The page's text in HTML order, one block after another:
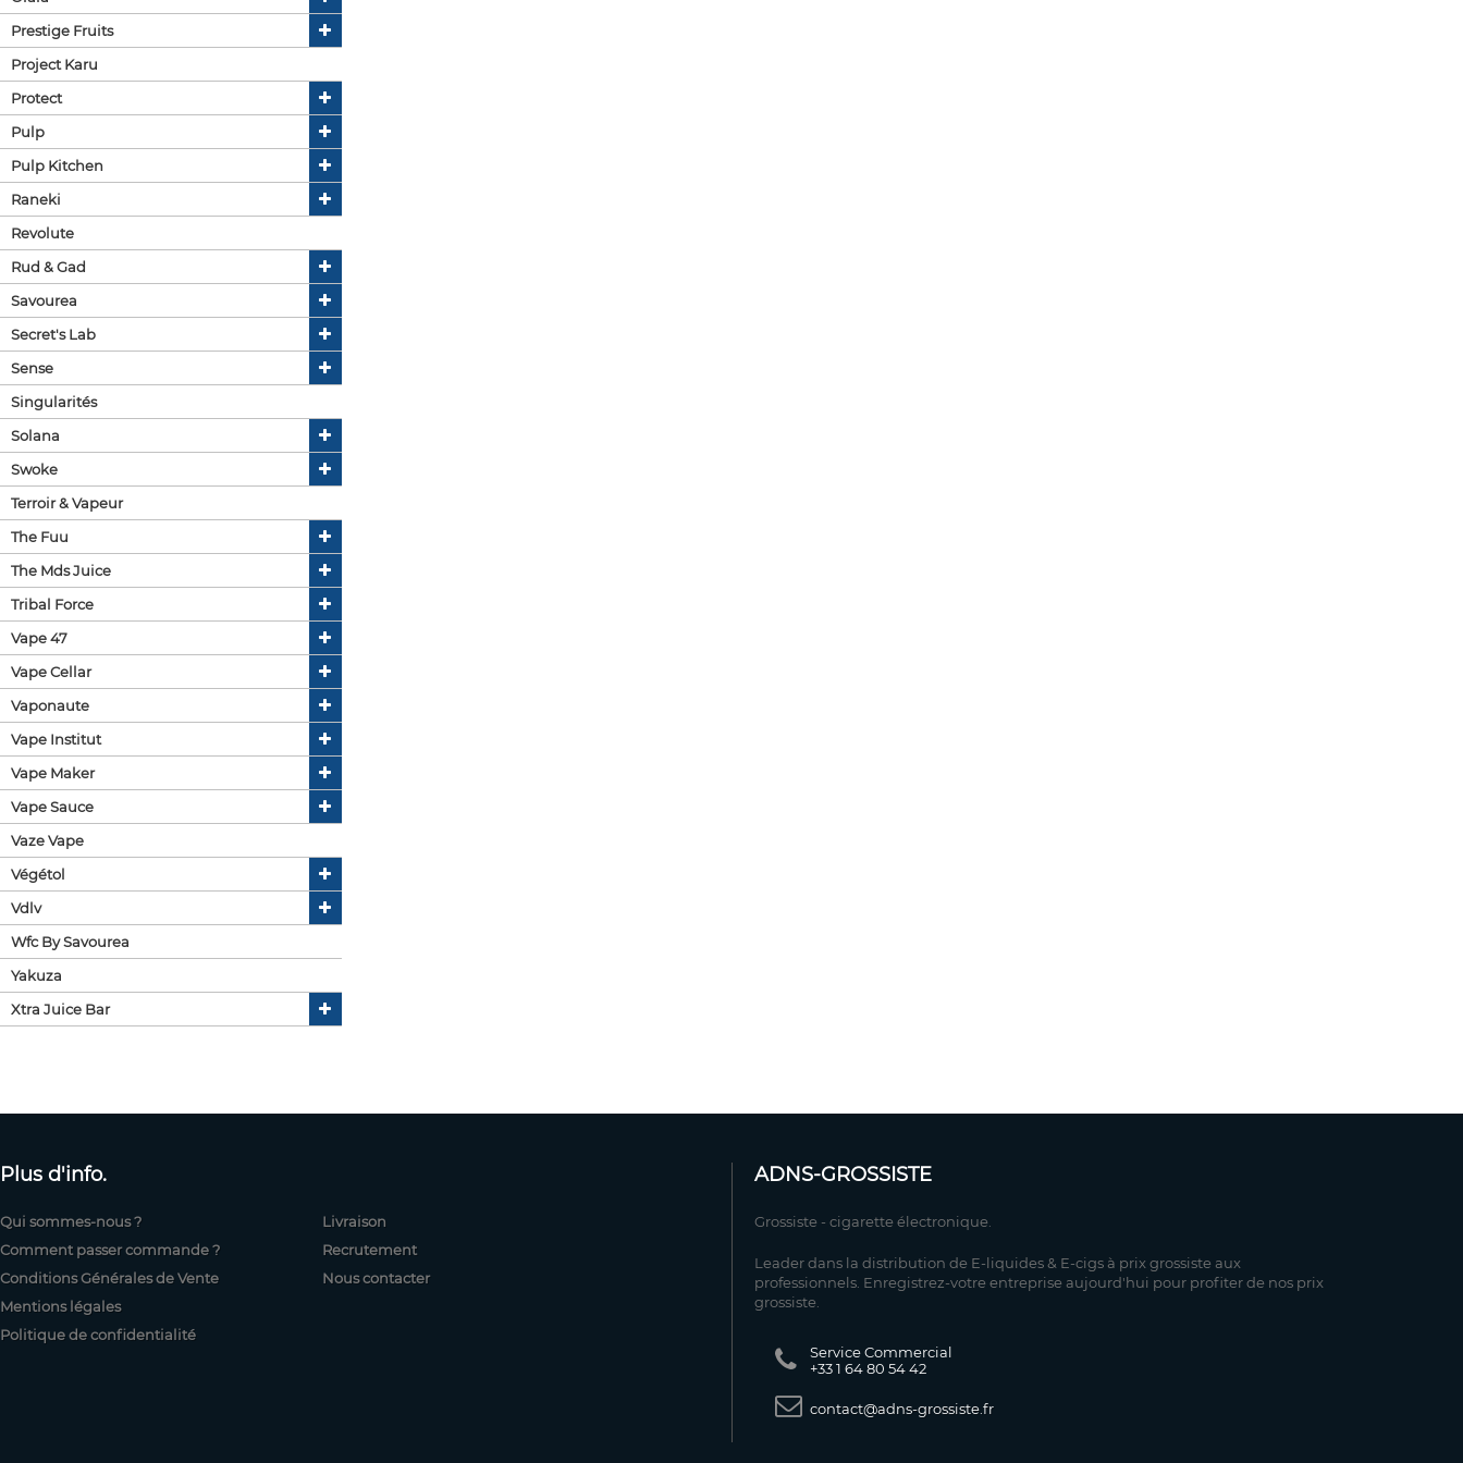
Prestige Fruits
Project Karu
Protect
Pulp
Pulp Kitchen
Raneki
Revolute
Rud & Gad
Savourea
Secret's Lab
Sense
Singularités
Solana
Swoke
Terroir & Vapeur
The Fuu
The Mds Juice
Tribal Force
Vape 47
Vape Cellar
Vaponaute
Vape Institut
Vape Maker
Vape Sauce
Vaze Vape
Végétol
Vdlv
Wfc By Savourea
Yakuza
Xtra Juice Bar
Plus d'info.
Qui sommes-nous ?
Comment passer commande ?
Conditions Générales de Vente
Mentions légales
Politique de confidentialité
Livraison
Recrutement
Nous contacter
ADNS-GROSSISTE
Grossiste - cigarette électronique.
Leader dans la distribution de E-liquides & E-cigs à prix grossiste aux
professionnels. Enregistrez-votre entreprise aujourd'hui pour profiter de nos prix
grossiste.
Service Commercial
+33 1 64 80 54 42
contact@adns-grossiste.fr